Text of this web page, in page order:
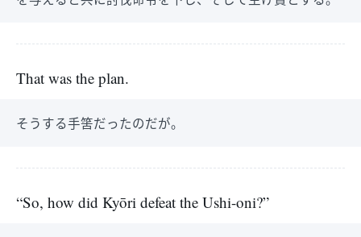
That was the plan.
そうする手筈だったのだが。
“So, how did Kyōri defeat the Ushi-oni?”